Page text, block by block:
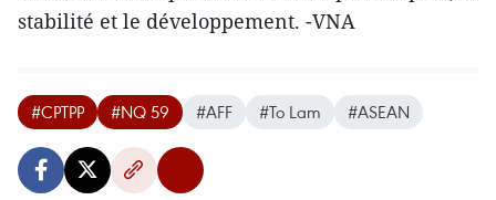
stabilité et le développement. -VNA
#CPTPP #NQ 59 #AFF #To Lam #ASEAN